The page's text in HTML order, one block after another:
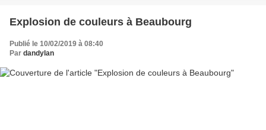
Explosion de couleurs à Beaubourg
Publié le 10/02/2019 à 08:40
Par dandylan